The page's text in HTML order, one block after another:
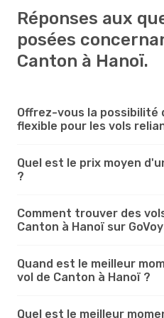
Réponses aux
posées
Canton à Hanoï.
Offrez-vous la possibilité
flexible pour les vols
Quel est le prix moyen
?
Comment trouver des
Canton à Hanoï sur
Quand est le meilleur
vol de Canton à Hanoï ?
Quel est le meilleur